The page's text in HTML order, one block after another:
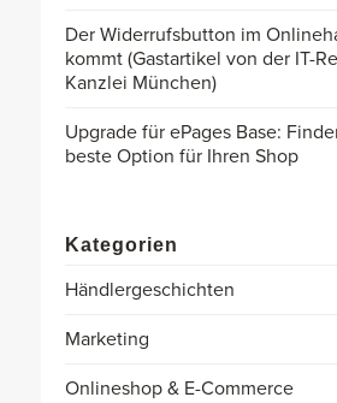
Der Widerrufsbutton im
kommt (Gastartikel von der IT-
Kanzlei München)
Upgrade für ePages Base:
beste Option für Ihren Shop
Kategorien
Händlergeschichten
Marketing
Onlineshop & E-Commerce